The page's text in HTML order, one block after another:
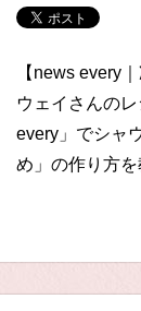
【news every
ウェイさんの
every」でシャ
め」の作り方